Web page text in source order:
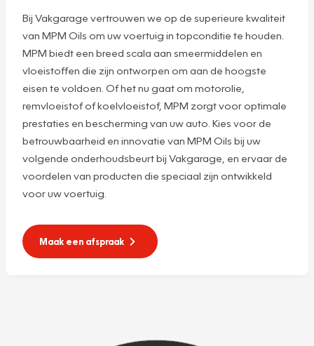
Bij Vakgarage vertrouwen we op de superieure kwaliteit
van MPM Oils om uw voertuig in topconditie te houden.
MPM biedt een breed scala aan smeermiddelen en
vloeistoffen die zijn ontworpen om aan de hoogste
eisen te voldoen. Of het nu gaat om motorolie,
remvloeistof of koelvloeistof, MPM zorgt voor optimale
prestaties en bescherming van uw auto. Kies voor de
betrouwbaarheid en innovatie van MPM Oils bij uw
volgende onderhoudsbeurt bij Vakgarage, en ervaar de
voordelen van producten die speciaal zijn ontwikkeld
voor uw voertuig.
Maak een afspraak